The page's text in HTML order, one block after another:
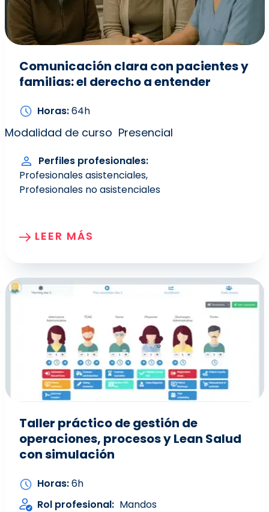
Comunicación clara con pacientes y
familias: el derecho a entender
Horas 64h
Modalidad de curso Presencial
Perfiles profesionales
Profesionales asistenciales
Profesionales no asistenciales
LEER MÁS
Taller práctico de gestión de
operaciones, procesos y Lean Salud
con simulación
Horas 6h
Rol profesional
Mandos